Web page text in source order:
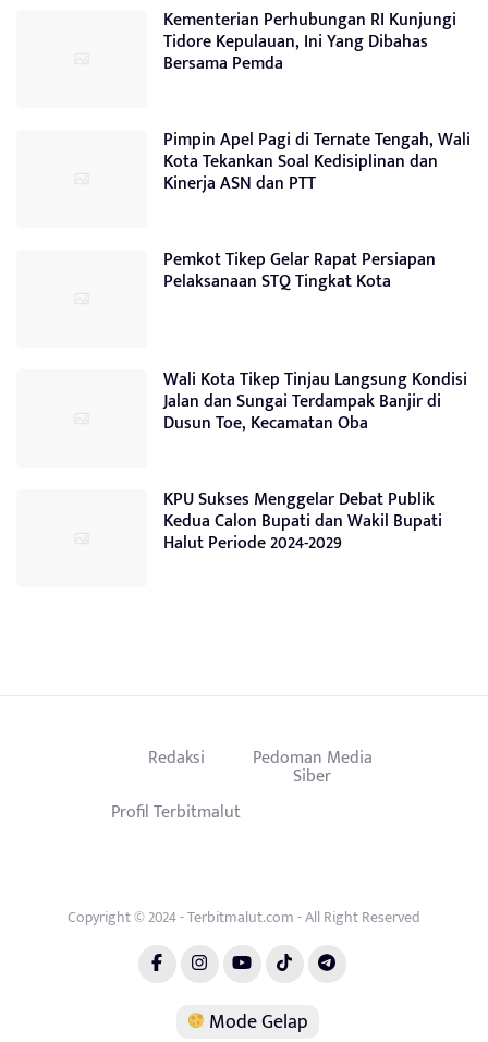
Kementerian Perhubungan RI Kunjungi
Tidore Kepulauan, Ini Yang Dibahas
Bersama Pemda
Pimpin Apel Pagi di Ternate Tengah, Wali
Kota Tekankan Soal Kedisiplinan dan
Kinerja ASN dan PTT
Pemkot Tikep Gelar Rapat Persiapan
Pelaksanaan STQ Tingkat Kota
Wali Kota Tikep Tinjau Langsung Kondisi
Jalan dan Sungai Terdampak Banjir di
Dusun Toe, Kecamatan Oba
KPU Sukses Menggelar Debat Publik
Kedua Calon Bupati dan Wakil Bupati
Halut Periode 2024-2029
Redaksi Pedoman Media
Siber
Profil Terbitmalut
Copyright © 2024 - Terbitmalut.com - All Right Reserved
Mode Gelap